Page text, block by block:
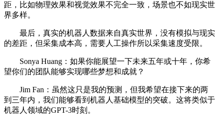
距，比如物理效果和视觉效果不完全一致，场景也不如现实世
界多样。
最后，真实的机器人数据来自真实世界，没有模拟与现实
的差距，但采集成本高，需要人工操作所以采集速度受限。
Sonya Huang：如果你能展望一下未来五年或十年，你希
望你们的团队能够实现哪些梦想和成就？
Jim Fan：虽然这只是我的预测，但我希望在接下来的两
到三年内，我们能够看到机器人基础模型的突破。这将类似于
机器人领域的GPT-3时刻。